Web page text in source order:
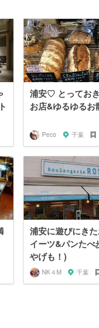
浦安♡ とってお
お店&ゆるゆるお
Peco 千葉
浦安に遊びにき
イーツ&パンたべ
やげも！)
NK４M 千葉